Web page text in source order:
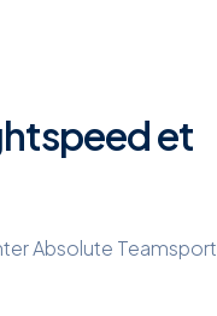
et
Absolute Teamsport